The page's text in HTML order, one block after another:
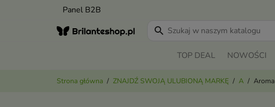
Panel B2B
search
TOP DEAL NOWOŚCI
Strona główna ZNAJDŹ SWOJĄ ULUBIONĄ MARKĘ A Aroma